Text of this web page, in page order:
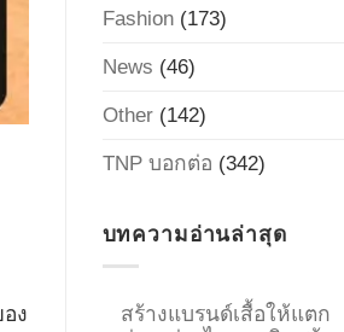
ง
Fashion(173)
News (46)
Other(142)
TNP บอกต่อ (342)
บทความอ่านล่าสุด
สร้างแบรนด์เสื้อให้แตก